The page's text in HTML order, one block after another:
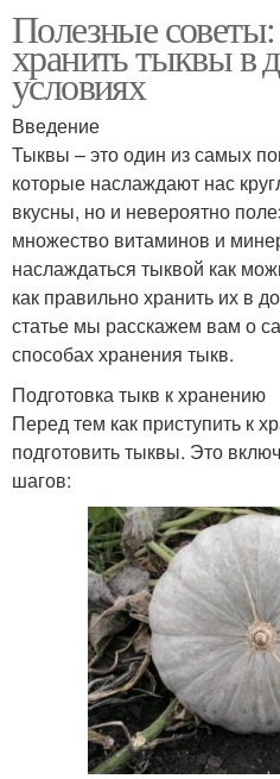
Полезные
хранить тыквы в
условиях
Введение
Тыквы – это один из самых
которые наслаждают нас
вкусны, но и невероятно
множество витаминов и
наслаждаться тыквой как
как правильно хранить их в
статье мы расскажем вам о
способах хранения тыкв.
Подготовка тыкв к хранению
Перед тем как приступить к
подготовить тыквы. Это
шагов: